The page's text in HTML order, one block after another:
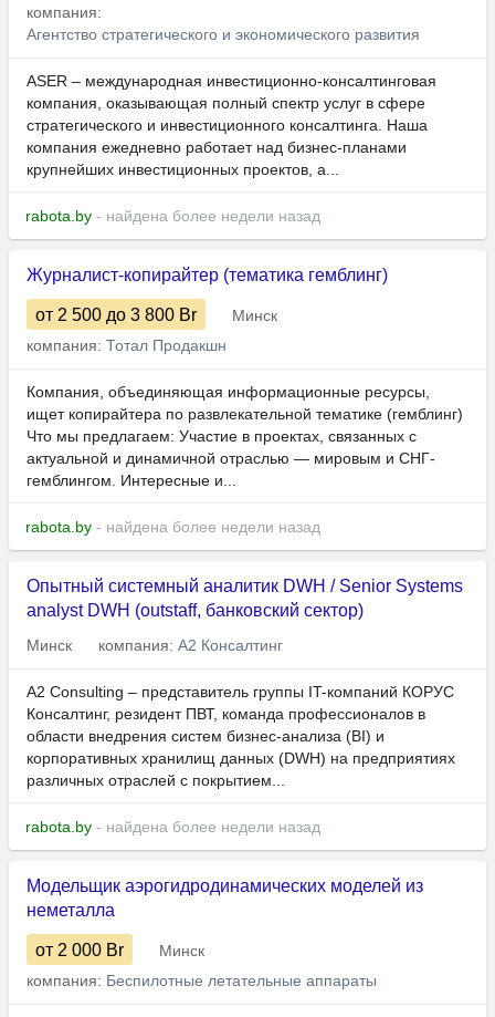
компания:
Агентство стратегического и экономического развития
ASER – международная инвестиционно-консалтинговая
компания, оказывающая полный спектр услуг в сфере
стратегического и инвестиционного консалтинга. Наша
компания ежедневно работает над бизнес-планами
крупнейших инвестиционных проектов, а...
rabota.by - найдена более недели назад
Журналист-копирайтер (тематика гемблинг)
от 2 500 до 3 800 Br
Минск
компания: Тотал Продакшн
Компания, объединяющая информационные ресурсы,
ищет копирайтера по развлекательной тематике (гемблинг)
Что мы предлагаем: Участие в проектах, связанных с
актуальной и динамичной отраслью — мировым и СНГ-
гемблингом. Интересные и...
rabota.by - найдена более недели назад
Опытный системный аналитик DWH / Senior Systems
analyst DWH (outstaff, банковский сектор)
Минск компания: А2 Консалтинг
A2 Consulting – представитель группы IT-компаний КОРУС
Консалтинг, резидент ПВТ, команда профессионалов в
области внедрения систем бизнес-анализа (BI) и
корпоративных хранилищ данных (DWH) на предприятиях
различных отраслей с покрытием...
rabota.by - найдена более недели назад
Модельщик аэрогидродинамических моделей из
неметалла
от 2 000 Br
Минск
компания: Беспилотные летательные аппараты